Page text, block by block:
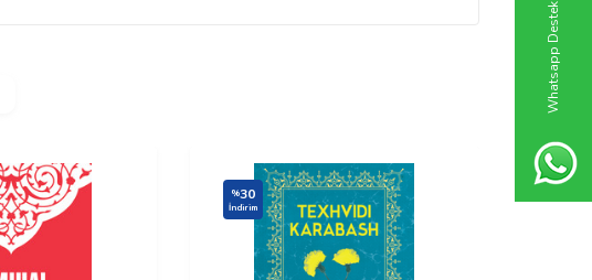
W
h
t
s
a
p
p
D
e
s
t
e
k
H
a
t
t
%30
İndirim